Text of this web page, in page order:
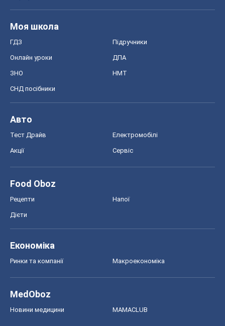
Моя школа
ГДЗ Підручники
Онлайн уроки ДПА
ЗНО НМТ
СНД посібники
Авто
Тест Драйв Електромобілі
Акції Сервіс
Food Oboz
Рецепти Напої
Дієти
Економіка
Ринки та компанії Макроекономіка
MedOboz
Новини медицини MAMACLUB